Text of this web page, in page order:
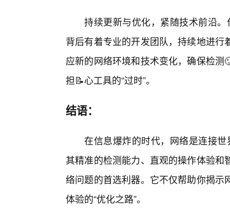
持续更新与优化，紧随技术前沿
背后有着专业的开发团队，持续地进
应新的网络环境和技术变化，确保检
担📝心工具的“过时”。
结语：
在信息爆炸的时代，网络是连接
其精准的检测能力、直观的操作体验
络问题的首选利器。它不仅帮助你揭
体验的“优化之路”。